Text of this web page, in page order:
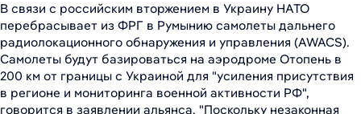
В связи с российским вторжением в Украину НАТО
перебрасывает из ФРГ в Румынию самолеты дальнего
радиолокационного обнаружения и управления (AWACS).
Самолеты будут базироваться на аэродроме Отопень в
200 км от границы с Украиной для "усиления присутствия
в регионе и мониторинга военной активности РФ",
говорится в заявлении альянса. "Поскольку незаконная